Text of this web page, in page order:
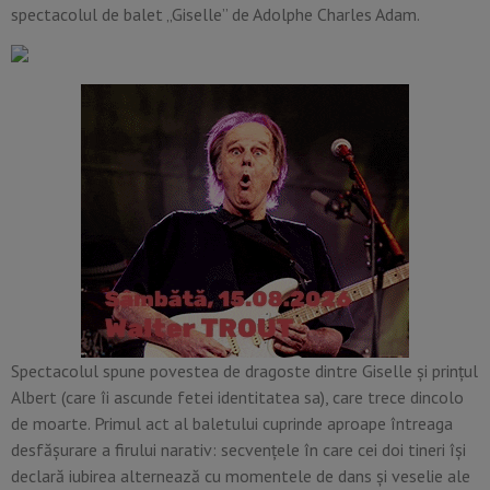
spectacolul de balet „Giselle” de Adolphe Charles Adam.
Spectacolul spune povestea de dragoste dintre Giselle şi prinţul
Albert (care îi ascunde fetei identitatea sa), care trece dincolo
de moarte. Primul act al baletului cuprinde aproape întreaga
desfăşurare a firului narativ: secvenţele în care cei doi tineri îşi
declară iubirea alternează cu momentele de dans şi veselie ale